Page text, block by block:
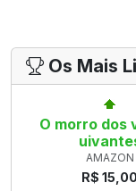
Os Mais
O morro dos
AMAZON
R$ 15,00